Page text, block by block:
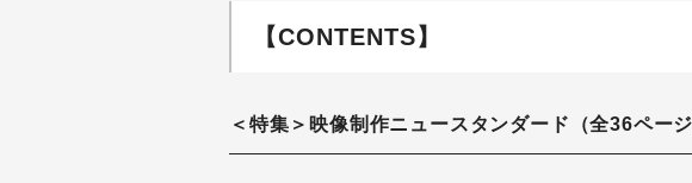
【CONTENTS】
＜特集＞映像制作ニュースタンダード（全36ページ